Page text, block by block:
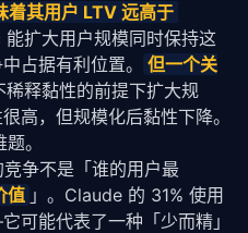
着其用户 LTV 远高于
扩大用户规模同时保持这
占据有利位置。
但一个关
释黏性的前提下扩大规
高，但规模化后黏性下降。
。
争不是「谁的用户最
值 」。Claude 的 31% 使用
能代表了一种「少而精」